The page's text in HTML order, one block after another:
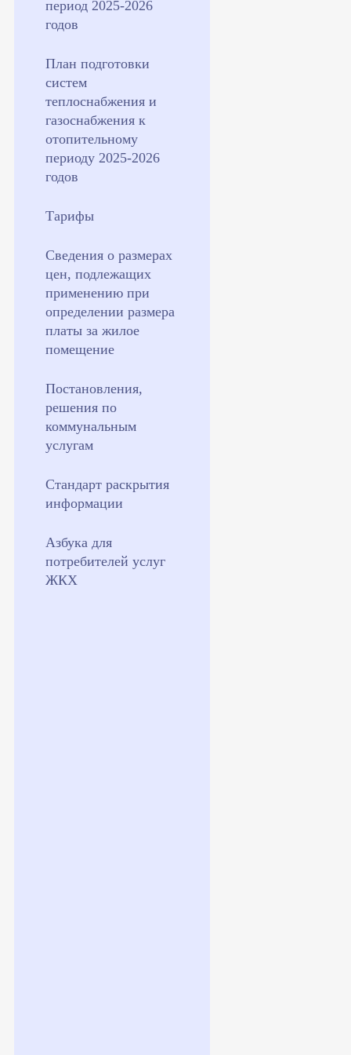
период 2025-2026
годов
План подготовки
систем
теплоснабжения и
газоснабжения к
отопительному
периоду 2025-2026
годов
Тарифы
Сведения о размерах
цен, подлежащих
применению при
определении размера
платы за жилое
помещение
Постановления,
решения по
коммунальным
услугам
Стандарт раскрытия
информации
Азбука для
потребителей услуг
ЖКХ